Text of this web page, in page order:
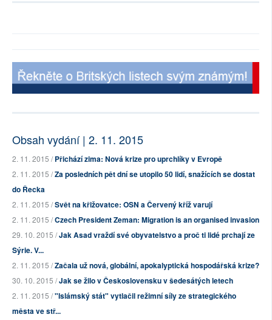
Obsah vydání | 2. 11. 2015
2. 11. 2015 /Přichází zima: Nová krize pro uprchlíky v Evropě
2. 11. 2015 /Za posledních pět dní se utopilo 50 lidí, snažících se dostat
do Řecka
2. 11. 2015 /Svět na křižovatce: OSN a Červený kříž varují
2. 11. 2015 /Czech President Zeman: Migration is an organised invasion
29. 10. 2015 /Jak Asad vraždí své obyvatelstvo a proč ti lidé prchají ze
Sýrie. V...
2. 11. 2015 /Začala už nová, globální, apokalyptická hospodářská krize?
30. 10. 2015 /Jak se žilo v Československu v šedesátých letech
2. 11. 2015 /"Islámský stát" vytlačil režimní síly ze strategického
města ve stř...